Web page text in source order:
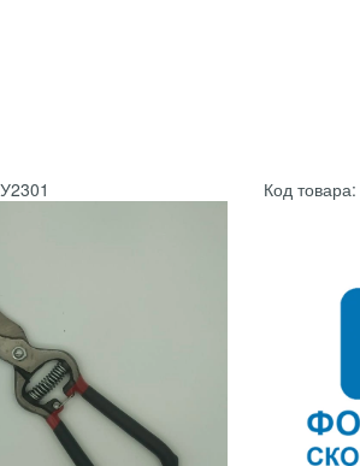
Код